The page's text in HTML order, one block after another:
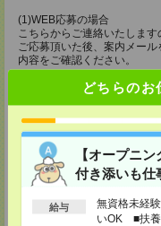
どちらのお
【オープニ
付き添いも仕
給与
無資格未経
いOK ■扶養
(1)WEB応募の場合
こちらからご連絡いたします
ご応募頂いた後、案内メー
内容をご確認ください。
(2)電話応募の場合
持ち物
【電話登録】
弊社HPよりマイページ作成